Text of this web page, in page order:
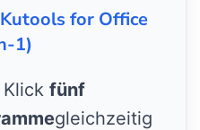
for Office
1)
fünf
gleichzeitig